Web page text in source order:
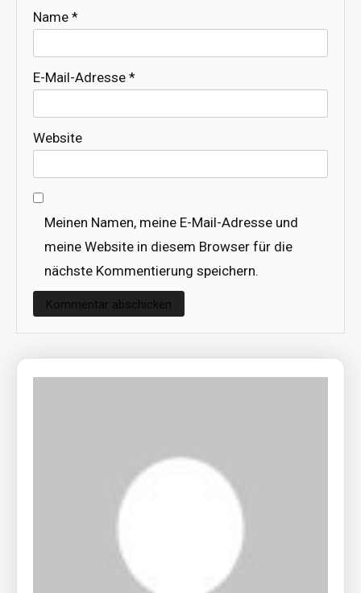
Name *
E-Mail-Adresse *
Website
Meinen Namen, meine E-Mail-Adresse und
meine Website in diesem Browser für die
nächste Kommentierung speichern.